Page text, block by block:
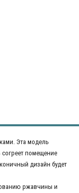
Эта модель
согреет помещение
дизайн будет
ржавчины и